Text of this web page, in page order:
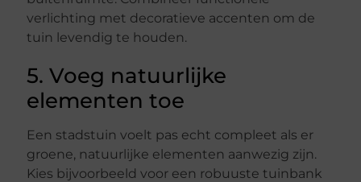
verlichting met decoratieve accenten om de
tuin levendig te houden.
5. Voeg natuurlijke
elementen toe
Een stadstuin voelt pas echt compleet als er
groene, natuurlijke elementen aanwezig zijn.
Kies bijvoorbeeld voor een robuuste tuinbank